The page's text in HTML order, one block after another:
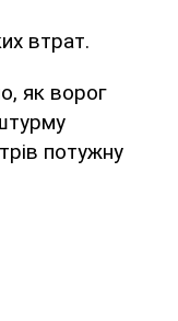
втрат.
як ворог
потужну